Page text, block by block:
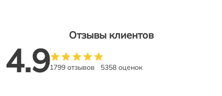
Отзывы клиентов
4.91799 отзывов 5358 оценок